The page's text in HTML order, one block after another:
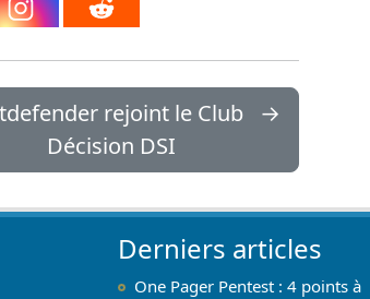
rejoint le Club
Décision DSI
→
Derniers articles
One Pager Pentest : 4 points à